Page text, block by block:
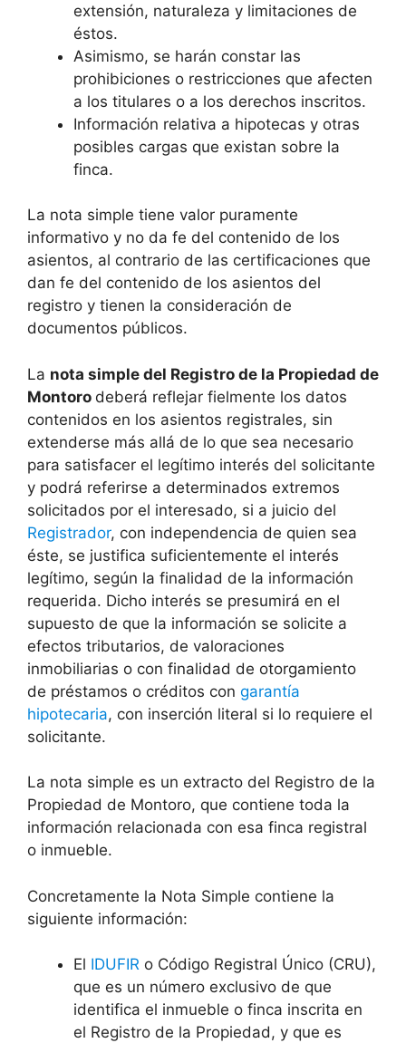
extensión, naturaleza y limitaciones de
éstos.
Asimismo, se harán constar las
prohibiciones o restricciones que afecten
a los titulares o a los derechos inscritos.
Información relativa a hipotecas y otras
posibles cargas que existan sobre la
finca.
La nota simple tiene valor puramente
informativo y no da fe del contenido de los
asientos, al contrario de las certificaciones que
dan fe del contenido de los asientos del
registro y tienen la consideración de
documentos públicos.
La nota simple del Registro de la Propiedad de
Montoro deberá reflejar fielmente los datos
contenidos en los asientos registrales, sin
extenderse más allá de lo que sea necesario
para satisfacer el legítimo interés del solicitante
y podrá referirse a determinados extremos
solicitados por el interesado, si a juicio del
Registrador, con independencia de quien sea
éste, se justifica suficientemente el interés
legítimo, según la finalidad de la información
requerida. Dicho interés se presumirá en el
supuesto de que la información se solicite a
efectos tributarios, de valoraciones
inmobiliarias o con finalidad de otorgamiento
de préstamos o créditos con garantía
hipotecaria, con inserción literal si lo requiere el
solicitante.
La nota simple es un extracto del Registro de la
Propiedad de Montoro, que contiene toda la
información relacionada con esa finca registral
o inmueble.
Concretamente la Nota Simple contiene la
siguiente información:
El IDUFIR o Código Registral Único (CRU),
que es un número exclusivo de que
identifica el inmueble o finca inscrita en
el Registro de la Propiedad, y que es